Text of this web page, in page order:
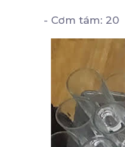
- Cơm tám: 20